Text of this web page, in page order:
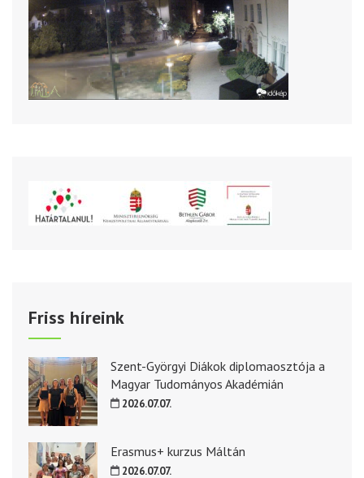
Friss híreink
Szent-Györgyi Diákok diplomaosztója a
Magyar Tudományos Akadémián
2026.07.07.
Erasmus+ kurzus Máltán
2026.07.07.